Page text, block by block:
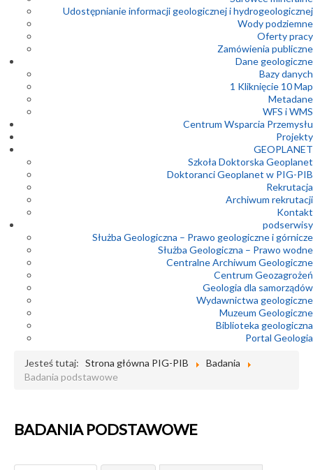
Udostępnianie informacji geologicznej i hydrogeologicznej
Wody podziemne
Oferty pracy
Zamówienia publiczne
Dane geologiczne
Bazy danych
1 Kliknięcie 10 Map
Metadane
WFS i WMS
Centrum Wsparcia Przemysłu
Projekty
GEOPLANET
Szkoła Doktorska Geoplanet
Doktoranci Geoplanet w PIG-PIB
Rekrutacja
Archiwum rekrutacji
Kontakt
podserwisy
Służba Geologiczna – Prawo geologiczne i górnicze
Służba Geologiczna – Prawo wodne
Centralne Archiwum Geologiczne
Centrum Geozagrożeń
Geologia dla samorządów
Wydawnictwa geologiczne
Muzeum Geologiczne
Biblioteka geologiczna
Portal Geologia
Jesteś tutaj: Strona główna PIG-PIB
Badania
Badania podstawowe
BADANIA PODSTAWOWE